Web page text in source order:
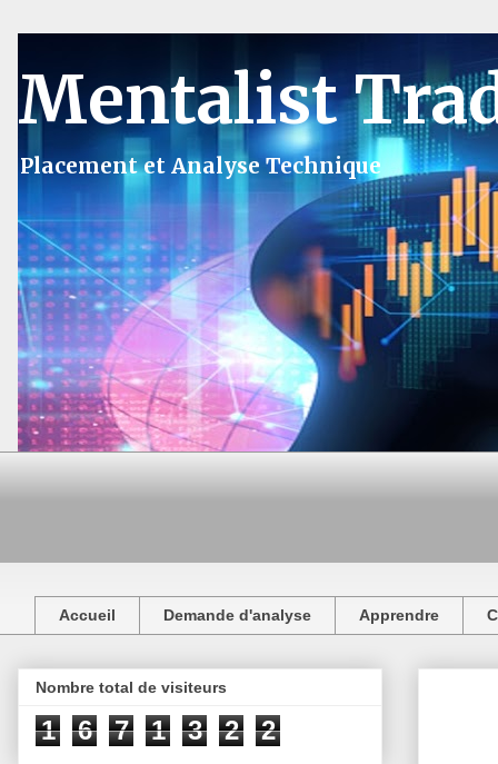
Mentalist
Placement et Analyse Technique
Accueil Demande d'analyse Apprendre
Nombre total de visiteurs
1 6 7 1 3 2 2